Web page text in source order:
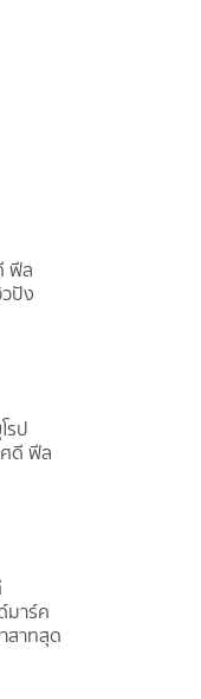
ฟีล
ปัง
รป
ดี ฟีล
มาร์ค
สาทสุด